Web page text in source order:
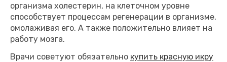
организма холестерин, на клеточном уровне
способствует процессам регенерации в организме,
омолаживая его. А также положительно влияет на
работу мозга.
Врачи советуют обязательно купить красную икру